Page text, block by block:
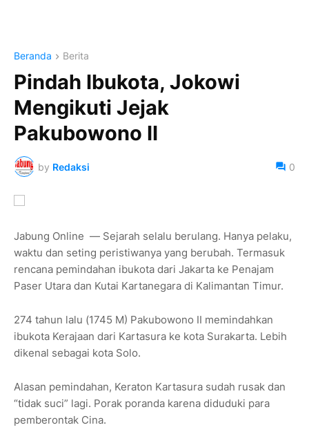
Beranda Berita
Pindah Ibukota, Jokowi
Mengikuti Jejak
Pakubowono II
by Redaksi 0
Jabung Online — Sejarah selalu berulang. Hanya pelaku,
waktu dan seting peristiwanya yang berubah. Termasuk
rencana pemindahan ibukota dari Jakarta ke Penajam
Paser Utara dan Kutai Kartanegara di Kalimantan Timur.
274 tahun lalu (1745 M) Pakubowono II memindahkan
ibukota Kerajaan dari Kartasura ke kota Surakarta. Lebih
dikenal sebagai kota Solo.
Alasan pemindahan, Keraton Kartasura sudah rusak dan
“tidak suci” lagi. Porak poranda karena diduduki para
pemberontak Cina.